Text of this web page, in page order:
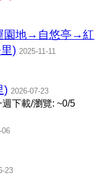
園地→自悠亭→紅
) 2025-11-11
) 2026-07-23
週下載/瀏覽: ~0/5
06
23